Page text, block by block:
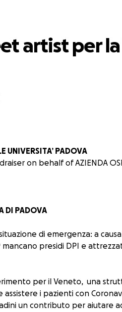
artist per la
UNIVERSITA’ PADOVA
on behalf of AZIENDA
DI PADOVA
di emergenza: a
presidi DPI e
per il Veneto, una
i pazienti con
un contributo per aiutare